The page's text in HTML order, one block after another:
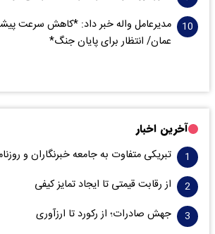
مدیرعامل واله خبر داد: *کاهش سرعت
عمان/ انتظار برای پایان جنگ*
آخرین اخبار
تبریکی متفاوت به جامعه خبرنگاران و
از رقابت قیمتی تا ایجاد تمایز کیفی
جهش صادرات؛ از رکورد تا ارزآوری